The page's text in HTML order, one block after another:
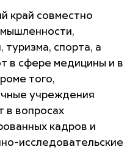
край совместно
туризма, спорта, а
в сфере медицины и в
того,
учреждения
в вопросах
кадров и
исследовательские